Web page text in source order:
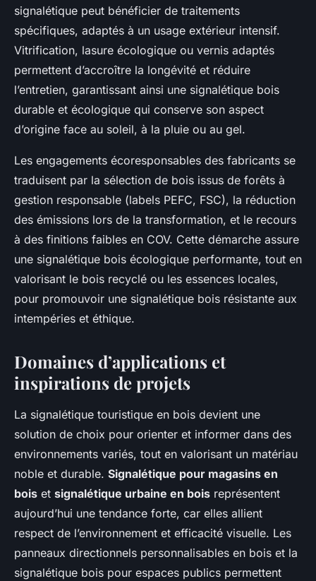
signalétique peut bénéficier de traitements
spécifiques, adaptés à un usage extérieur intensif.
Vitrification, lasure écologique ou vernis adaptés
permettent d’accroître la longévité et réduire
l’entretien, garantissant ainsi une signalétique bois
durable et écologique qui conserve son aspect
d’origine face au soleil, à la pluie ou au gel.
Les engagements écoresponsables des fabricants se
traduisent par la sélection de bois issus de forêts à
gestion responsable (labels PEFC, FSC), la réduction
des émissions lors de la transformation, et le recours
à des finitions faibles en COV. Cette démarche assure
une signalétique bois écologique performante, tout en
valorisant le bois recyclé ou les essences locales,
pour promouvoir une signalétique bois résistante aux
intempéries et éthique.
Domaines d’applications et
inspirations de projets
La signalétique touristique en bois devient une
solution de choix pour orienter et informer dans des
environnements variés, tout en valorisant un matériau
noble et durable. Signalétique pour magasins en
bois et signalétique urbaine en bois représentent
aujourd’hui une tendance forte, car elles allient
respect de l’environnement et efficacité visuelle. Les
panneaux directionnels personnalisables en bois et la
signalétique bois pour espaces publics permettent